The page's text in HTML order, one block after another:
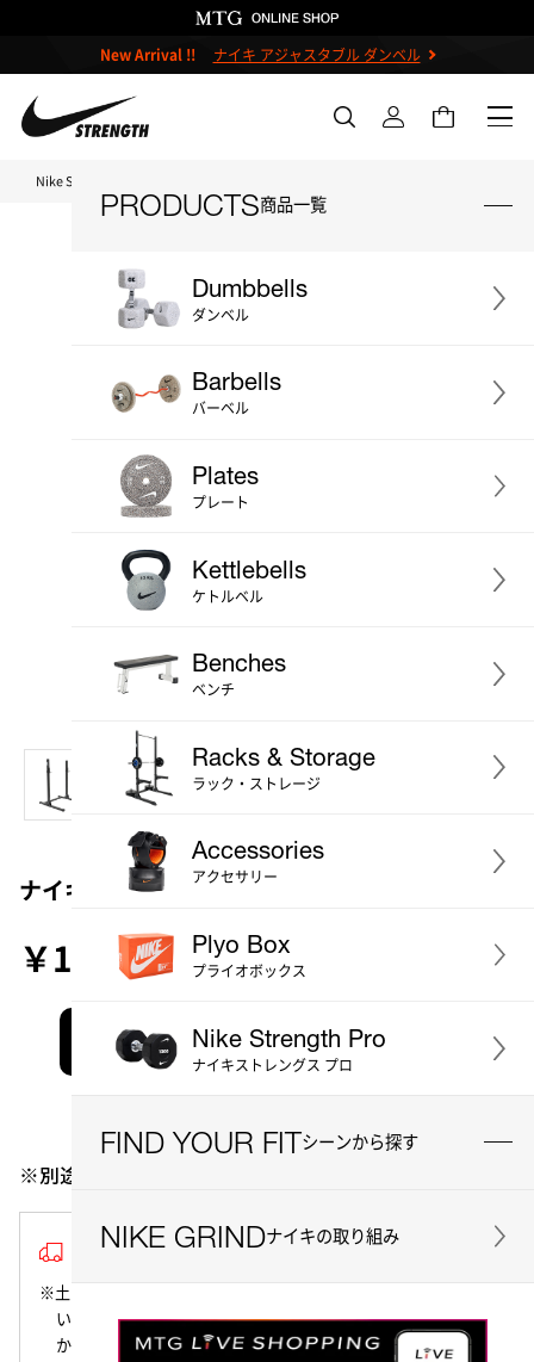
New Arrival !! ナイキ アジャスタブル ダンベル
＃バーベル ＃プレート
＃プライオボックス
PRODUCTS商品一覧
Dumbbells
ダンベル
Barbells
バーベル
Plates
プレート
Kettlebells
ケトルベル
Benches
ベンチ
Racks & Storage
ラック・ストレージ
Accessories
アクセサリー
Plyo Box
プライオボックス
Nike Strength Pro
ナイキストレングス プロ
FIND YOUR FITシーンから探す
NIKE GRINDナイキの取り組み
Nike Strength TOP
ナイキ スクワットスタンド
￥112,310 1124 ポイント
お買い物かごに入れる
お気に入り シェアする
※別途送料6,200円がかかります
1~2営業日以内の発送
※土日祝日は商品の発送を行っておりません。該当期間にご注文
いただいた商品は、翌営業日以降の発送となりますので、あら
かじめご了承ください。